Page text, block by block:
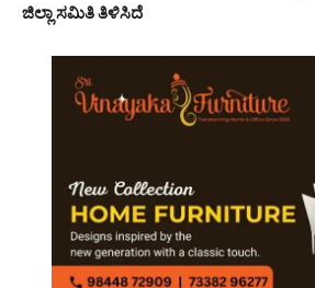
ಜಿಲ್ಲಾ ಸಮಿತಿ ತಿಳಿಸಿದೆ